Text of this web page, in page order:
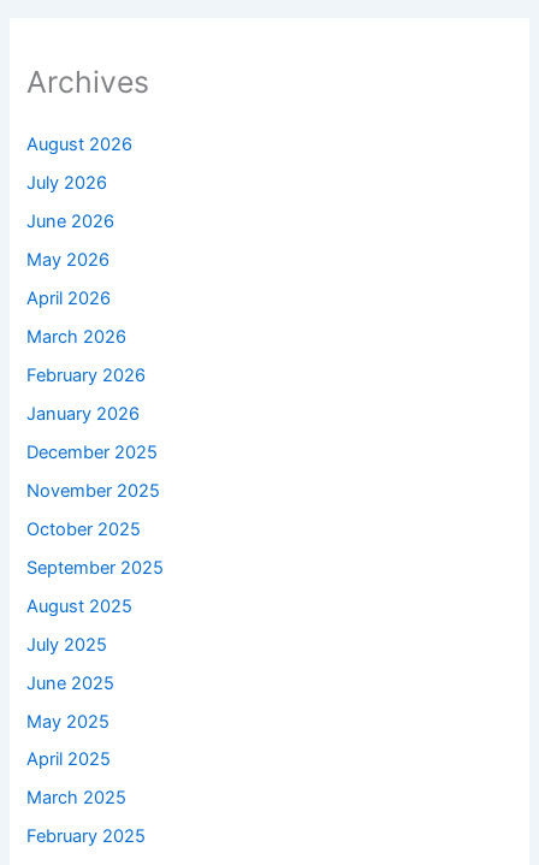
Archives
August 2026
July 2026
June 2026
May 2026
April 2026
March 2026
February 2026
January 2026
December 2025
November 2025
October 2025
September 2025
August 2025
July 2025
June 2025
May 2025
April 2025
March 2025
February 2025